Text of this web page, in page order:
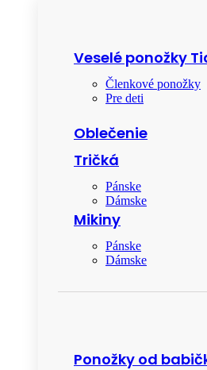
Veselé ponožky
Členkové ponožky
Pre deti
Oblečenie
Tričká
Pánske
Dámske
Mikiny
Pánske
Dámske
Ponožky od